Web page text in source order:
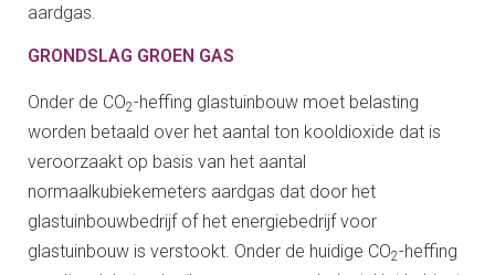
aardgas.
GRONDSLAG GROEN GAS
Onder de CO2-heffing glastuinbouw moet belasting
worden betaald over het aantal ton kooldioxide dat is
veroorzaakt op basis van het aantal
normaalkubiekemeters aardgas dat door het
glastuinbouwbedrijf of het energiebedrijf voor
glastuinbouw is verstookt. Onder de huidige CO2-heffing